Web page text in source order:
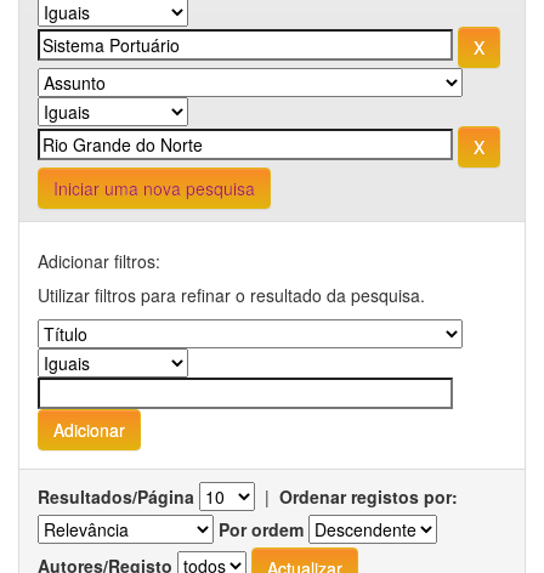
Iniciar uma nova pesquisa
Adicionar filtros:
Utilizar filtros para refinar o resultado da pesquisa.
Resultados/Página | Ordenar registos por:
Por ordem
Autores/Registo